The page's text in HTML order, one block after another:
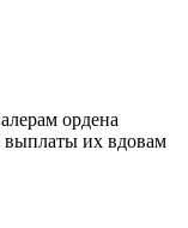
ордена
выплаты их вдовам